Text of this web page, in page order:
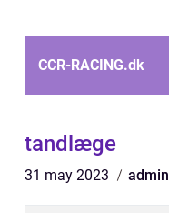
CCR-RACING.dk
tandlæge
31 may 2023 admin